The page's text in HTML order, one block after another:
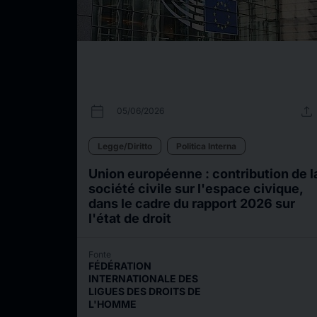
calendar_today 05/06/2026 upload
Legge/Diritto Politica Interna
Union européenne : contribution de
société civile sur l'espace civique,
dans le cadre du rapport 2026 sur
l'état de droit
Fonte
FÉDÉRATION
INTERNATIONALE DES
LIGUES DES DROITS DE
L'HOMME